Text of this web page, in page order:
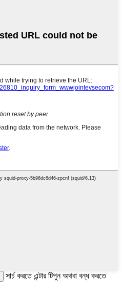
সার্চ করতে এন্টার টিপুন অথবা বন্ধ করতে